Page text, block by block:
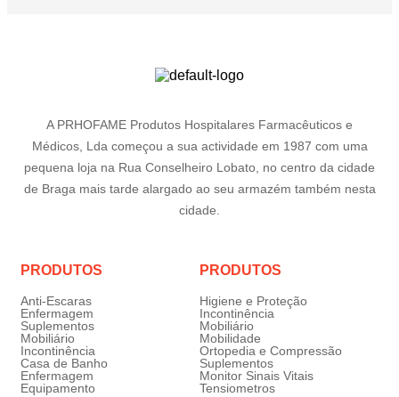
A PRHOFAME Produtos Hospitalares Farmacêuticos e
Médicos, Lda começou a sua actividade em 1987 com uma
pequena loja na Rua Conselheiro Lobato, no centro da cidade
de Braga mais tarde alargado ao seu armazém também nesta
cidade.
PRODUTOS
Anti-Escaras
Enfermagem
Suplementos
Mobiliário
Incontinência
Casa de Banho
Enfermagem
Equipamento
PRODUTOS
Higiene e Proteção
Incontinência
Mobiliário
Mobilidade
Ortopedia e Compressão
Suplementos
Monitor Sinais Vitais
Tensiometros